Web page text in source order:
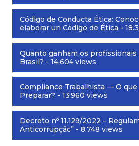
Código de Conducta Ética:
elaborar un Código de Ética -
Quanto ganham os
Brasil? - 14.604 views
Compliance Trabalhista — O que
Preparar? - 13.960 views
Decreto nº 11.129/2022 –
Anticorrupção” - 8.748 views